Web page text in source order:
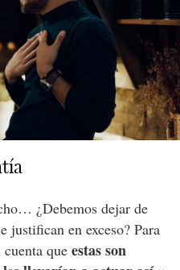
¿Debemos dejar de
justifican en exceso? Para
que estas son